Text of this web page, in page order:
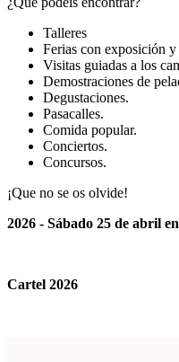
Talleres
Ferias con exposición
Visitas guiadas a los
Demostraciones de
Degustaciones.
Pasacalles.
Comida popular.
Conciertos.
Concursos.
¡Que no se os olvide!
2026 - Sábado 25 de abril
Cartel 2026